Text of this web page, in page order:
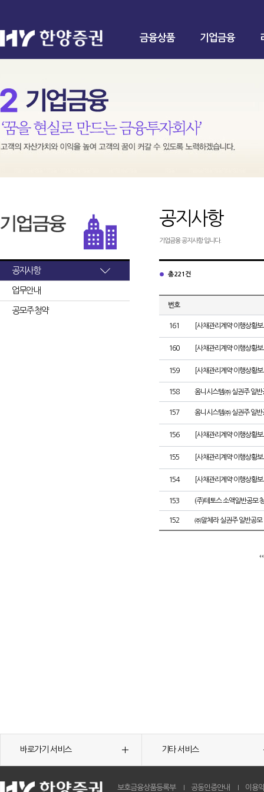
금융상품 기업금융
공지사항
업무안내
공모주 청약
공지사항
기업금융 공지사항 입니다.
총 221건
번호
161 [사채관리계약 이행상황
160 [사채관리계약 이행상황
159 [사채관리계약 이행상황
158 옴니시스템㈜ 실권주 일반
157 옴니시스템㈜ 실권주 일반
156 [사채관리계약 이행상황
155 [사채관리계약 이행상황
154 [사채관리계약 이행상황
153 (주)테토스 소액일반공모
152 ㈜알체라 실권주 일반공모
바로가기 서비스 기타 서비스
보호금융상품등록부 공동인증안내 이용